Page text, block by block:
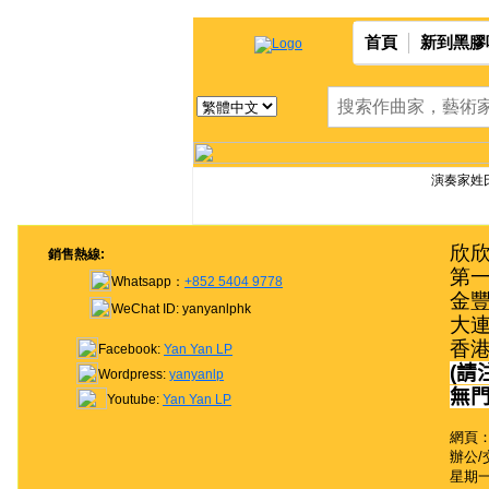
首頁 新到黑
演奏家姓
銷售熱線:
Whatsapp： +852 5404 9778
WeChat ID: yanyanlphk
Facebook: Yan Yan LP
Wordpress: yanyanlp
Youtube: Yan Yan LP
欣
第
金
大
香
(請
無
網頁
辦公/
星期